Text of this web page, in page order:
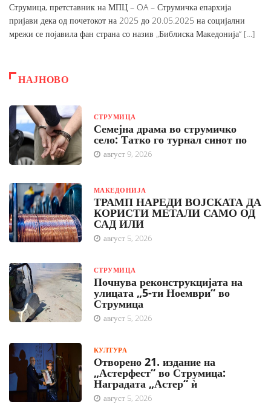
Струмица, претставник на МПЦ – OA – Струмичка епархија
пријави дека од почетокот на 2025 до 20.05.2025 на социјални
мрежи се појавила фан страна со назив „Библиска Македонија“ […]
НАЈНОВО
СТРУМИЦА
Семејна драма во струмичко
село: Татко го турнал синот по
август 9, 2026
МАКЕДОНИЈА
ТРАМП НАРЕДИ ВОЈСКАТА ДА
КОРИСТИ МЕТАЛИ САМО ОД
САД ИЛИ
август 5, 2026
СТРУМИЦА
Почнува реконструкцијата на
улицата „5-ти Ноември“ во
Струмица
август 5, 2026
КУЛТУРА
Отворено 21. издание на
„Астерфест“ во Струмица:
Наградата „Астер“ ѝ
август 5, 2026